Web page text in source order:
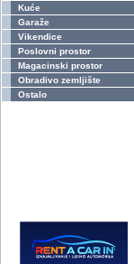
Kuće
Garaže
Vikendice
Poslovni prostor
Magacinski prostor
Obradivo zemljište
Ostalo